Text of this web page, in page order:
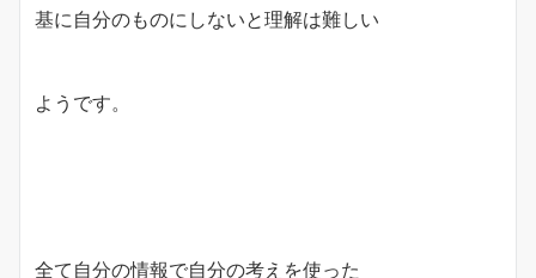
基に自分のものにしないと理解は難しい
ようです。
全て自分の情報で自分の考えを使った